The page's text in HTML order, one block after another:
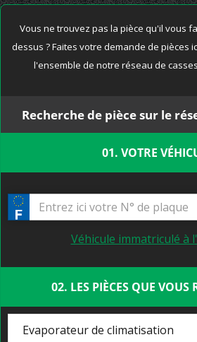
Vous ne trouvez pas la pièce qu'il vous
dessus ? Faites votre demande de pièces
l'ensemble de notre réseau de
Recherche de pièce sur le
01. VOTRE
Véhicule immatriculé à
02. LES PIÈCES QUE VOUS
Evaporateur de climatisation